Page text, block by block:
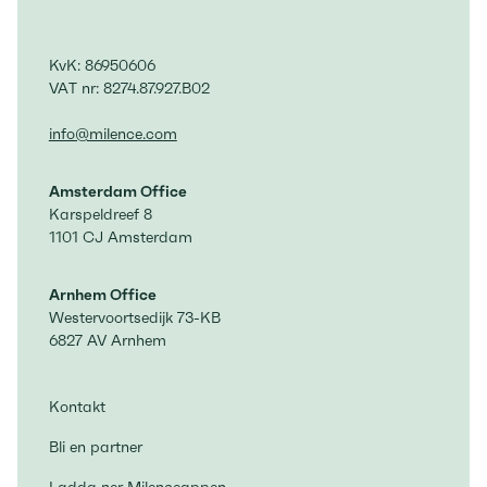
KvK: 86950606
VAT nr: 8274.87.927.B02
info@milence.com
Amsterdam Office
Karspeldreef 8
1101 CJ Amsterdam
Arnhem Office
Westervoortsedijk 73-KB
6827 AV Arnhem
Kontakt
Bli en partner